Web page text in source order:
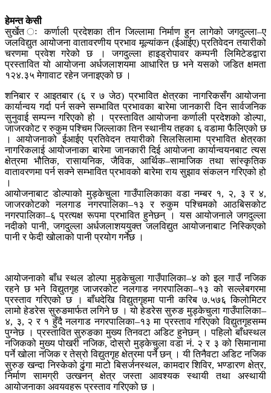
हेमन्त केसी
सुर्खेत ः कर्णाली प्रदेशका तीन जिल्लामा निर्माण हुन लागेको जगदुल्ला–ए
जलविद्युत आयोजना वातावरणीय प्रभाव मूल्यांकन (ईआईए) प्रतिवेदन तयारीको
चरणमा प्रवेश गरेको छ । जगदुल्ला हाइड्रोपावर कम्पनी लिमिटेडद्वारा
प्रस्तावित यो आयोजना अर्धजलाशयमा आधारित छ भने यसको जडित क्षमता
१२४.३५ मेगावाट रहेन जनाइएको छ ।
शनिबार र आइतबार (६ र ७ जेठ) प्रभावित क्षेत्रका नागरिकसँग आयोजना
कार्यान्वय गर्दा पर्न सक्ने सम्भावित प्रभावका बारेमा जानकारी दिन सार्वजनिक
सुनुवाई सम्पन्न गरिएको हो । प्रस्तावित आयोजना कर्णाली प्रदेशको डोल्पा,
जाजरकोट र रुकुम पश्चिम जिल्लाका तिन स्थानीय तहका ६ वडामा फैलिएको छ
। आयोजनाको ईआईए प्रतिवेदन तयारीको सिलसिलामा प्रभावित क्षेत्रका
नागरिकलाई आयोजनाका बारेमा जानकारी दिई आयोजना कार्यान्वयनबाट त्यस
क्षेत्रमा भौतिक, रासायनिक, जैविक, आर्थिक–सामाजिक तथा सांस्कृतिक
वातावरणमा पर्न सक्ने सम्भावित प्रभावको बारेमा राय सुझाव संकलन गरिएको हो
।
आयोजनाबाट डोल्पाको मुड्केचुला गाउँपालिकाका वडा नम्बर १, २, ३ र ४,
जाजरकोटको नलगाड नगरपालिका–१३ र रुकुम पश्चिमको आठबिसकोट
नगरपालिका–६ प्रत्यक्ष रूपमा प्रभावित हुनेछन् । यस आयोजनाले जगदुल्ला
नदीको पानी, जगदुल्ला अर्धजलाशययुक्त जलविद्युत आयोजनाबाट निस्किएको
पानी र फेदी खोलाको पानी प्रयोग गर्नेछ ।
आयोजनाको बाँध स्थल डोल्पा मुड्केचुला गाउँपालिका–४ को इल गाउँ नजिक
रहने छ भने विद्युतगृह जाजरकोट नलगाड नगरपालिका–१३ को सल्लेबगरमा
प्रस्ताव गरिएको छ । बाँधदेखि विद्युतगृहमा पानी करिब ७.५७६ किलोमिटर
लामो हेडरेस सुरुङमार्फत लगिने छ । यो हेडरेस सुरुङ मुड्केचुला गाउँपालिका–
४, ३, २ र १ हुँदै नलगाड नगरपालिका–१३ मा प्रस्ताव गरिएको विद्युतगृहसम्म
पुग्नेछ । प्रस्तावित सुरुङका मुख्य तिनवटा अडिट हुनेछन् । पहिलो बाँधस्थल
नजिकको मुख्य पोखरी नजिक, दोस्रो मुड्केचुला वडा नं. २ र ३ को सिमानामा
पर्ने खोला नजिक र तेस्रो विद्युतगृह क्षेत्रमा पर्ने छन् । यी तिनैवटा अडिट नजिक
सुरुङ खन्दा निस्केको ढुंगा माटो बिसर्जनस्थल, कामदार शिविर, भण्डारण क्षेत्र,
निर्माण सामग्री उत्खनन् क्षेत्र जस्ता आवश्यक स्थायी तथा अस्थायी
आयोजनाका अवयवहरू प्रस्ताव गरिएको छ ।